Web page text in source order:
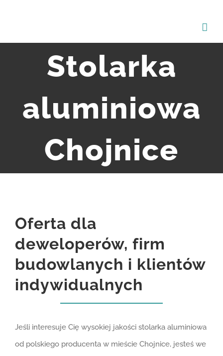
zawartości
Stolarka
aluminiowa
Chojnice
Oferta dla
deweloperów, firm
budowlanych i klientów
indywidualnych
Jeśli interesuje Cię wysokiej jakości stolarka aluminiowa
od polskiego producenta w mieście Chojnice, jesteś we